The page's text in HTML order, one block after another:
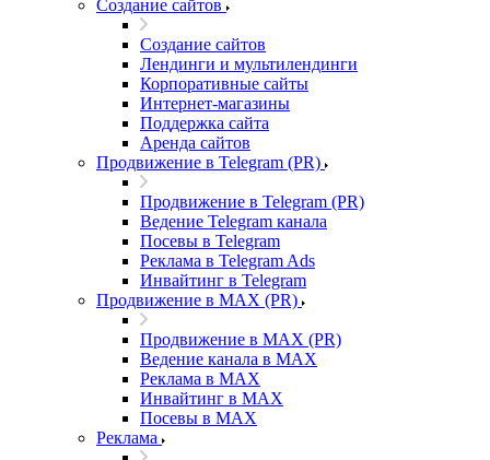
Создание сайтов
Создание сайтов
Лендинги и мультилендинги
Корпоративные сайты
Интернет-магазины
Поддержка сайта
Аренда сайтов
Продвижение в Telegram (PR)
Продвижение в Telegram (PR)
Ведение Telegram канала
Посевы в Telegram
Реклама в Telegram Ads
Инвайтинг в Telegram
Продвижение в MAX (PR)
Продвижение в MAX (PR)
Ведение канала в MAX
Реклама в MAX
Инвайтинг в MAX
Посевы в MAX
Реклама